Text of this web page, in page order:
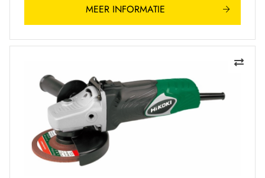
MEER INFORMATIE